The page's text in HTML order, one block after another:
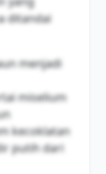
ditandai
menjadi
miselium
kecoklatan
putih dari